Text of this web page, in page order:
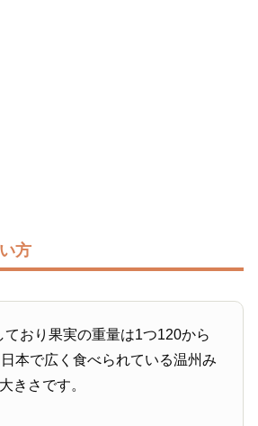
方
ており果実の重量は1つ120から
本で広く食べられている温州み
きさです。